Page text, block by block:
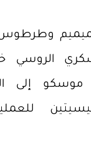
الروسي
موسكو إلى